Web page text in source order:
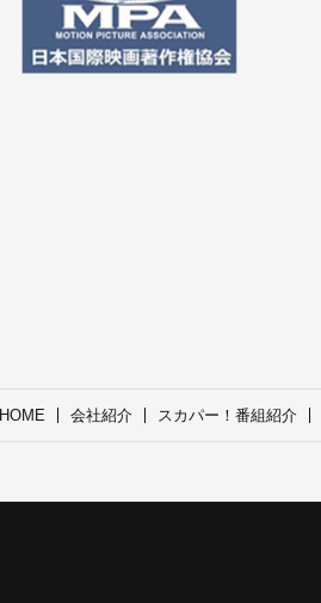
HOME 会社紹介 スカパー！番組紹介